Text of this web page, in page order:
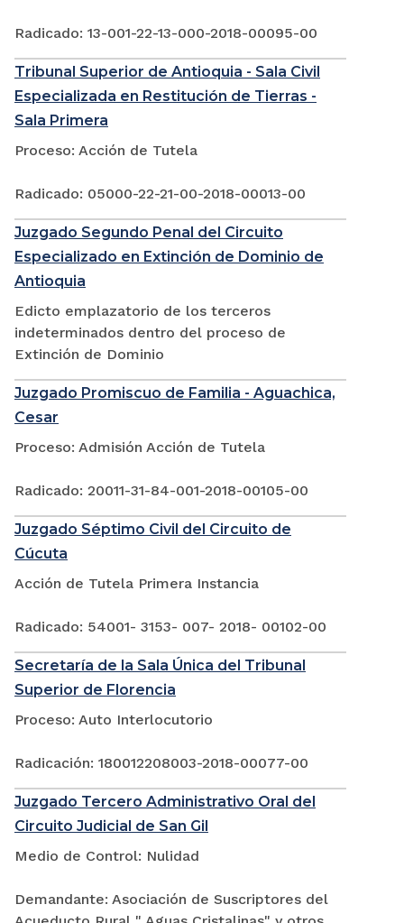
Radicado: 13-001-22-13-000-2018-00095-00
Tribunal Superior de Antioquia - Sala Civil
Especializada en Restitución de Tierras -
Sala Primera
Proceso: Acción de Tutela
Radicado: 05000-22-21-00-2018-00013-00
Juzgado Segundo Penal del Circuito
Especializado en Extinción de Dominio de
Antioquia
Edicto emplazatorio de los terceros
indeterminados dentro del proceso de
Extinción de Dominio
Juzgado Promiscuo de Familia - Aguachica,
Cesar
Proceso: Admisión Acción de Tutela
Radicado: 20011-31-84-001-2018-00105-00
Juzgado Séptimo Civil del Circuito de
Cúcuta
Acción de Tutela Primera Instancia
Radicado: 54001- 3153- 007- 2018- 00102-00
Secretaría de la Sala Única del Tribunal
Superior de Florencia
Proceso: Auto Interlocutorio
Radicación: 180012208003-2018-00077-00
Juzgado Tercero Administrativo Oral del
Circuito Judicial de San Gil
Medio de Control: Nulidad
Demandante: Asociación de Suscriptores del